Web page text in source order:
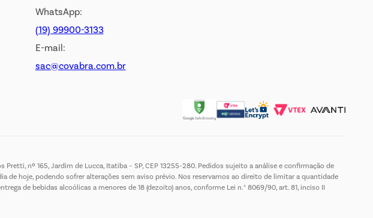
WhatsApp:
(19) 99900-3133
E-mail:
sac@covabra.com.br
nº 165, Jardim de Lucca, Itatiba – SP, CEP 13255-280. Pedidos sujeito a análise e confirmação de
hoje, podendo sofrer alterações sem aviso prévio. Nos reservamos ao direito de limitar a quantidade
de bebidas alcoólicas a menores de 18 (dezoito) anos, conforme Lei n.° 8069/90, art. 81, inciso II